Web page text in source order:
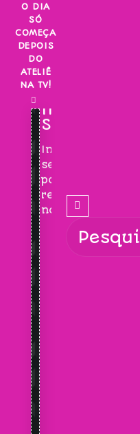
Skip
content
O DIA
SÓ
COMEÇA
DEPOIS
DO
ATELIÊ
NA TV!
INSCREVA-
SE!
Inscreva-
se
para
receber
novidades!